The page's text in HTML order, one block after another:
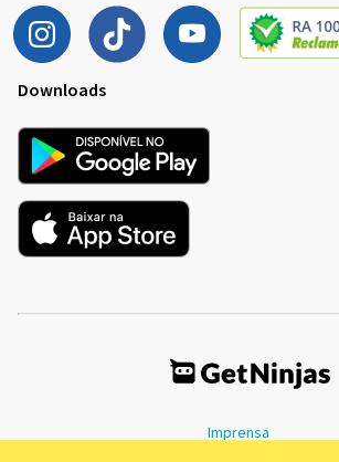
Downloads
Imprensa